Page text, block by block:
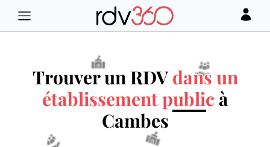
Trouver un RDVdans un
établissement public à
Cambes